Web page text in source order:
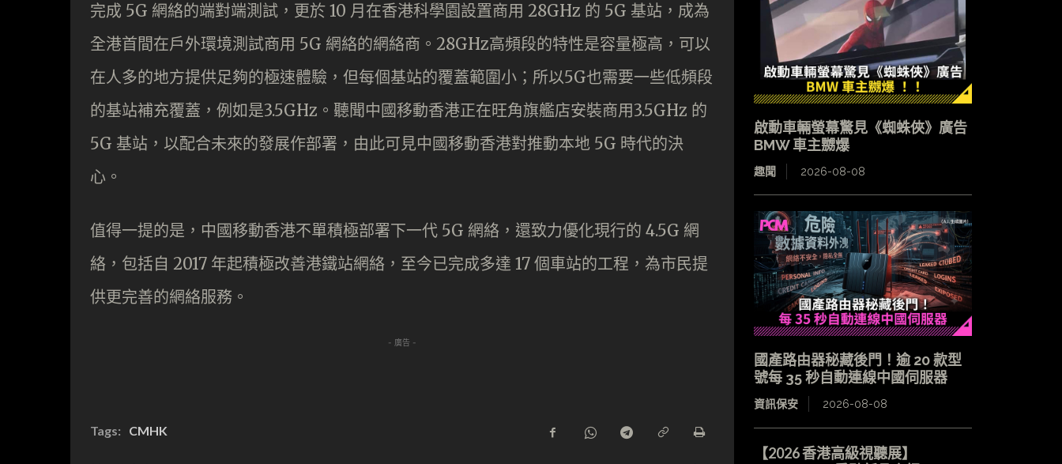
完成 5G 網絡的端對端測試，更於 10 月在香港科學園設置商用 28GHz 的 5G 基站，成為
全港首間在戶外環境測試商用 5G 網絡的網絡商。28GHz高頻段的特性是容量極高，可以
在人多的地方提供足夠的極速體驗，但每個基站的覆蓋範圍小；所以5G也需要一些低頻段
的基站補充覆蓋，例如是3.5GHz。聽聞中國移動香港正在旺角旗艦店安裝商用3.5GHz 的
5G 基站，以配合未來的發展作部署，由此可見中國移動香港對推動本地 5G 時代的決
心。
值得一提的是，中國移動香港不單積極部署下一代 5G 網絡，還致力優化現行的 4.5G 網
絡，包括自 2017 年起積極改善港鐵站網絡，至今已完成多達 17 個車站的工程，為市民提
供更完善的網絡服務。
- 廣告 -
Tags: CMHK
啟動車輛螢幕驚見《蜘蛛俠》廣告
BMW 車主嬲爆
趣聞 2026-08-08
國產路由器秘藏後門！逾 20 款型
號每 35 秒自動連線中國伺服器
資訊保安 2026-08-08
【2026 香港高級視聽展】